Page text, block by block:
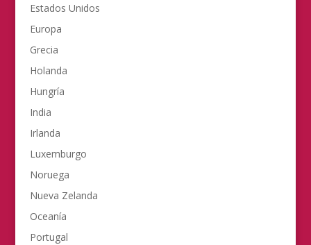
Estados Unidos
Europa
Grecia
Holanda
Hungría
India
Irlanda
Luxemburgo
Noruega
Nueva Zelanda
Oceanía
Portugal